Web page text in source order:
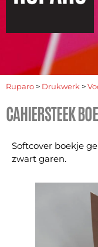
Ruparo > Drukwerk >
CAHIERSTEEK
Softcover boekje
zwart garen.